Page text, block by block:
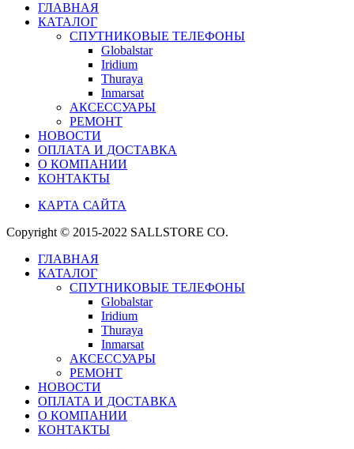
ГЛАВНАЯ
КАТАЛОГ
СПУТНИКОВЫЕ ТЕЛЕФОНЫ
Globalstar
Iridium
Thuraya
Inmarsat
АКСЕССУАРЫ
РЕМОНТ
НОВОСТИ
ОПЛАТА И ДОСТАВКА
О КОМПАНИИ
КОНТАКТЫ
КАРТА САЙТА
Copyright © 2015-2022 SALLSTORE CO.
ГЛАВНАЯ
КАТАЛОГ
СПУТНИКОВЫЕ ТЕЛЕФОНЫ
Globalstar
Iridium
Thuraya
Inmarsat
АКСЕССУАРЫ
РЕМОНТ
НОВОСТИ
ОПЛАТА И ДОСТАВКА
О КОМПАНИИ
КОНТАКТЫ